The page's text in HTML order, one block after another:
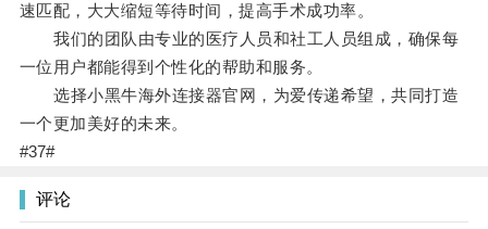
速匹配，大大缩短等待时间，提高手术成功率。
我们的团队由专业的医疗人员和社工人员组成，确保每
一位用户都能得到个性化的帮助和服务。
选择小黑牛海外连接器官网，为爱传递希望，共同打造
一个更加美好的未来。
#37#
评论